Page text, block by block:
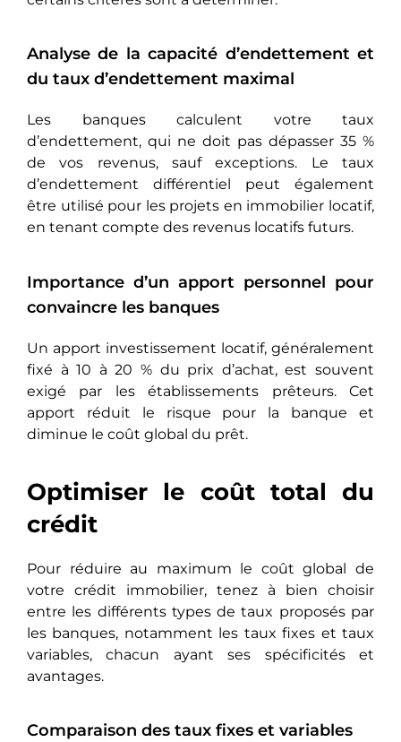
Analyse de la capacité d’endettement et
du taux d’endettement maximal
Les banques calculent votre taux
d’endettement, qui ne doit pas dépasser 35 %
de vos revenus, sauf exceptions. Le taux
d’endettement différentiel peut également
être utilisé pour les projets en immobilier locatif,
en tenant compte des revenus locatifs futurs.
Importance d’un apport personnel pour
convaincre les banques
Un apport investissement locatif, généralement
fixé à 10 à 20 % du prix d’achat, est souvent
exigé par les établissements prêteurs. Cet
apport réduit le risque pour la banque et
diminue le coût global du prêt.
Optimiser le coût total du
crédit
Pour réduire au maximum le coût global de
votre crédit immobilier, tenez à bien choisir
entre les différents types de taux proposés par
les banques, notamment les taux fixes et taux
variables, chacun ayant ses spécificités et
avantages.
Comparaison des taux fixes et variables